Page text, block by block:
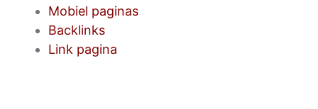
Mobiel paginas
Backlinks
Link pagina